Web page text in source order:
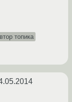
топика